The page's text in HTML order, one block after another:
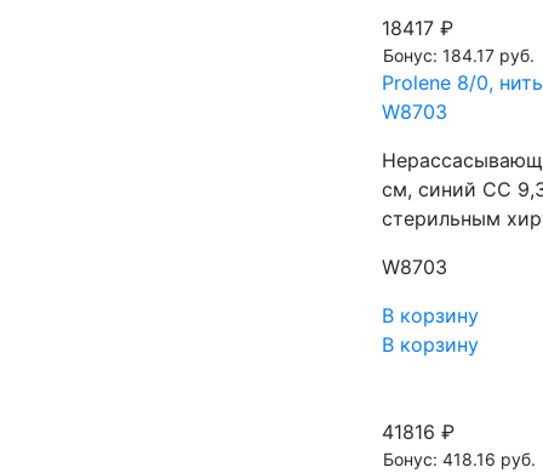
18417 ₽
Бонус: 184.17 руб.
Prolene 8/0,
W8703
см, синий СС
стерильным
W8703
В корзину
В корзину
41816 ₽
Бонус: 418.16 руб.